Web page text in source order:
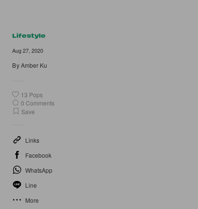
Lifestyle
Aug 27, 2020
ByAmber Ku
13 Pops
0 Comments
Save
Links
Facebook
WhatsApp
Line
More